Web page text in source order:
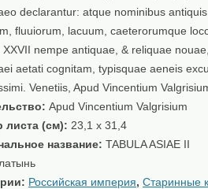
declarantur: atque nominibus
fluuiorum, lacuum, caeterorumque
XXVII nempe antiquae, & reliquae
aetati cognitam, typisquae aeneis
Venetiis, Apud Vincentium
Apud Vincentium Valgrisium
листа (см): 23,1 x 31,4
название: TABULA ASIAE II
латынь
Российская империя, Старинные